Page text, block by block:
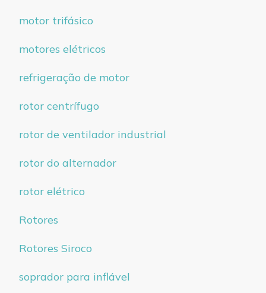
motor trifásico
motores elétricos
refrigeração de motor
rotor centrífugo
rotor de ventilador industrial
rotor do alternador
rotor elétrico
Rotores
Rotores Siroco
soprador para inflável